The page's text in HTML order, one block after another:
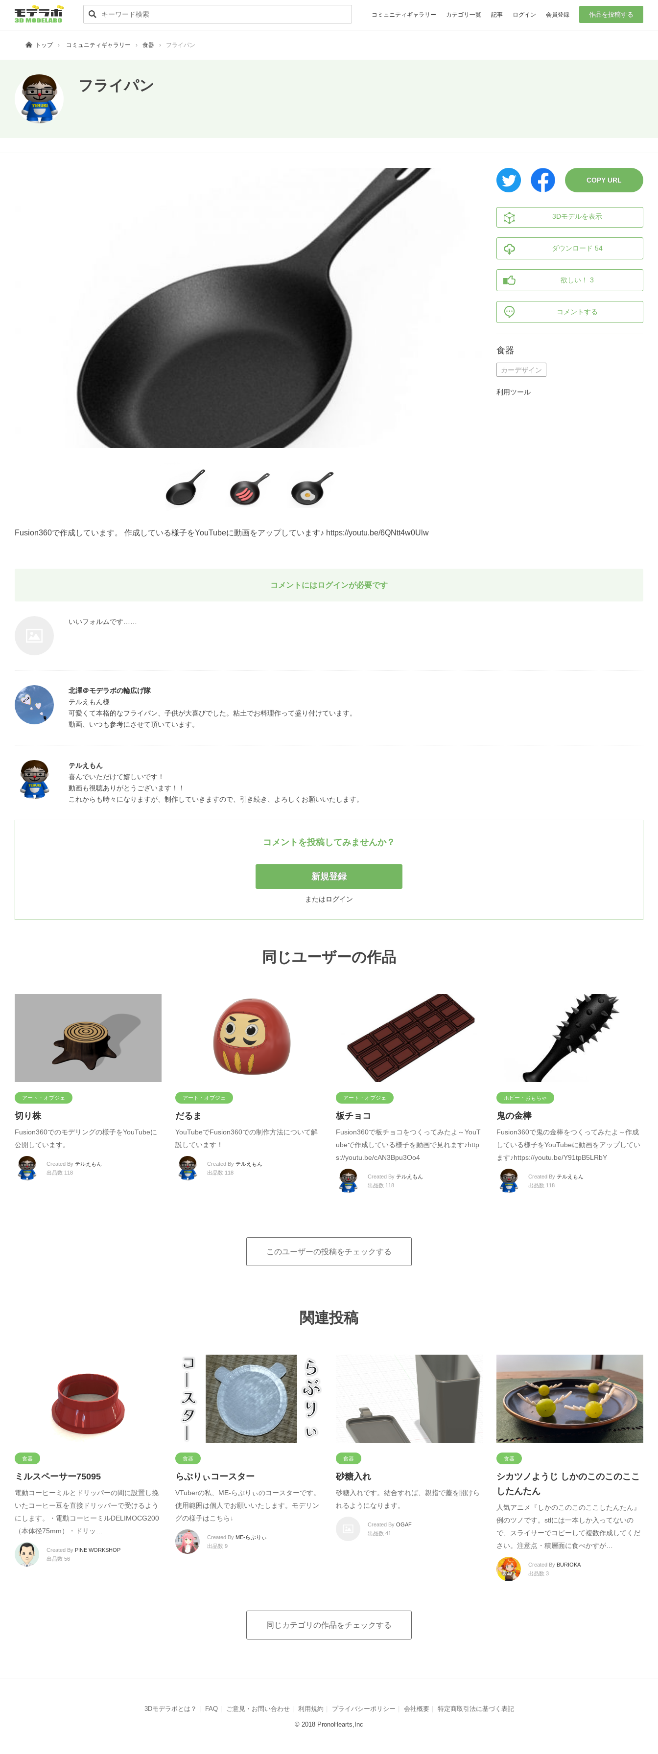
コミュニティギャラリー カテゴリ一覧 記事 ログイン 会員登録 作品を投稿する
トップ コミュニティギャラリー 食器 フライパン
フライパン
Fusion360で作成しています。 作成している様子をYouTubeに動画をアップしています♪ https://youtu.be/6QNtt4w0Ulw
COPY URL
3Dモデルを表示
ダウンロード 54
欲しい！ 3
コメントする
食器
カーデザイン
利用ツール
コメントにはログインが必要です
いいフォルムです……
北澤＠モデラボの輪広げ隊
テルえもん様
可愛くて本格的なフライパン、子供が大喜びでした。粘土でお料理作って盛り付けています。
動画、いつも参考にさせて頂いています。
テルえもん
喜んでいただけて嬉しいです！
動画も視聴ありがとうございます！！
これからも時々になりますが、制作していきますので、引き続き、よろしくお願いいたします。
コメントを投稿してみませんか？
新規登録
またはログイン
同じユーザーの作品
アート・オブジェ
切り株
Fusion360でのモデリングの様子をYouTubeに
公開しています。
Created By テルえもん
出品数 118
アート・オブジェ
だるま
YouTubeでFusion360での制作方法について解
説しています！
Created By テルえもん
出品数 118
アート・オブジェ
板チョコ
Fusion360で板チョコをつくってみたよ～YouT
ubeで作成している様子を動画で見れます♪http
s://youtu.be/cAN3Bpu3Oo4
Created By テルえもん
出品数 118
ホビー・おもちゃ
鬼の金棒
Fusion360で鬼の金棒をつくってみたよ～作成
している様子をYouTubeに動画をアップしてい
ます♪https://youtu.be/Y91tpB5LRbY
Created By テルえもん
出品数 118
このユーザーの投稿をチェックする
関連投稿
食器
ミルスペーサー75095
電動コーヒーミルとドリッパーの間に設置し挽
いたコーヒー豆を直接ドリッパーで受けるよう
にします。・電動コーヒーミルDELIMOCG200
（本体径75mm）・ドリッ…
Created By PINE WORKSHOP
出品数 56
食器
らぶりぃコースター
VTuberの私、ME-らぶりぃのコースターです。
使用範囲は個人でお願いいたします。モデリン
グの様子はこちら↓
Created By ME-らぶりぃ
出品数 9
食器
砂糖入れ
砂糖入れです。結合すれば、親指で蓋を開けら
れるようになります。
Created By OGAF
出品数 41
食器
シカツノようじ しかのこのこのここ
したんたん
人気アニメ『しかのこのこのここしたんたん』
例のツノです。stlには一本しか入ってないの
で、スライサーでコピーして複数作成してくだ
さい。注意点・積層面に食べかすが…
Created By BURIOKA
出品数 3
同じカテゴリの作品をチェックする
3Dモデラボとは？ FAQ ご意見・お問い合わせ 利用規約 プライバシーポリシー 会社概要 特定商取引法に基づく表記
© 2018 PronoHearts,Inc